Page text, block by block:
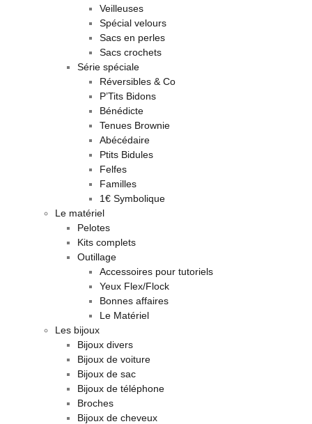
Veilleuses
Spécial velours
Sacs en perles
Sacs crochets
Série spéciale
Réversibles & Co
P’Tits Bidons
Bénédicte
Tenues Brownie
Abécédaire
Ptits Bidules
Felfes
Familles
1€ Symbolique
Le matériel
Pelotes
Kits complets
Outillage
Accessoires pour tutoriels
Yeux Flex/Flock
Bonnes affaires
Le Matériel
Les bijoux
Bijoux divers
Bijoux de voiture
Bijoux de sac
Bijoux de téléphone
Broches
Bijoux de cheveux